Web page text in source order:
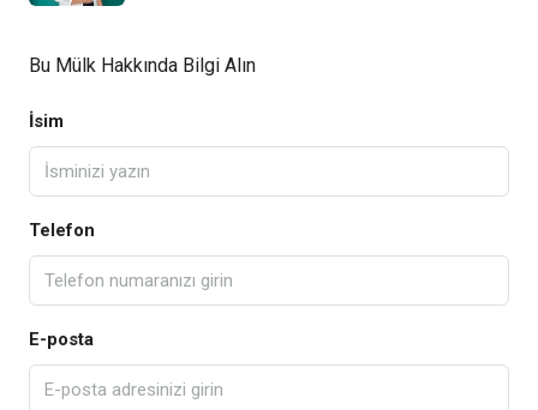
Bu Mülk Hakkında Bilgi Alın
İsim
Telefon
E-posta